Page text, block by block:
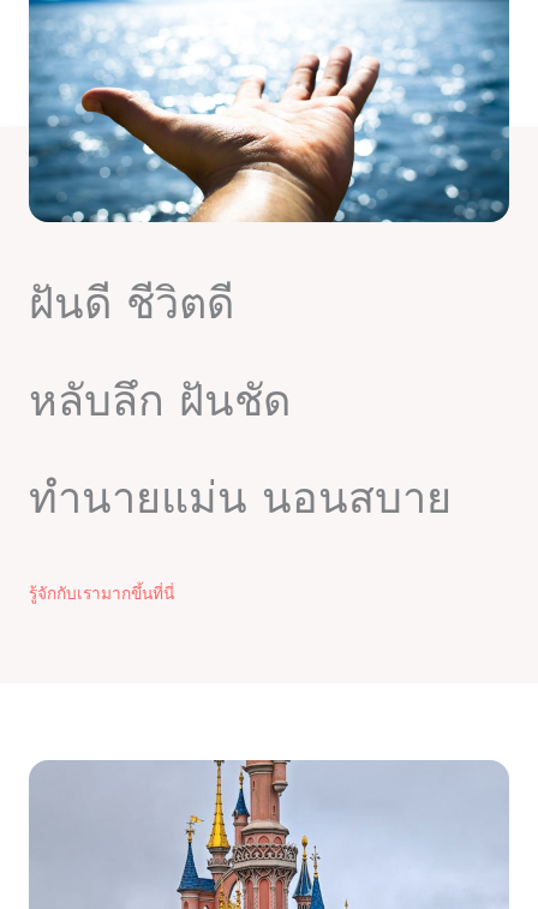
ฝันดี ชีวิตดี
หลับลึก ฝันชัด
ทำนายแม่น นอนสบาย
รู้จักกับเรามากขึ้นที่นี่